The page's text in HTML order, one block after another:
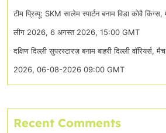
टीम प्रिव्यू: SKM सालेम स्पार्टन बनाम विडा कोवै
लीग 2026, 6 अगस्त 2026, 15:00 GMT
दक्षिण दिल्ली सुपरस्टारज़ बनाम बाहरी दिल्ली वॉरियर्स,
2026, 06-08-2026 09:00 GMT
Recent Comments